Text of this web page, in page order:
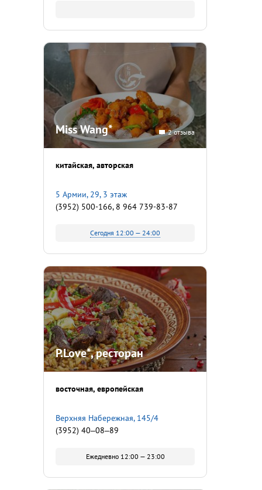
Miss Wang* 2 отзыва
китайская авторская
5 Армии, 29, 3 этаж
(3952) 500-166, 8 964 739-83-87
Сегодня 12:00 — 24:00
P.Love*, ресторан
восточная европейская
Верхняя Набережная, 145/4
(3952) 40‒08‒89
Ежедневно 12:00 — 23:00